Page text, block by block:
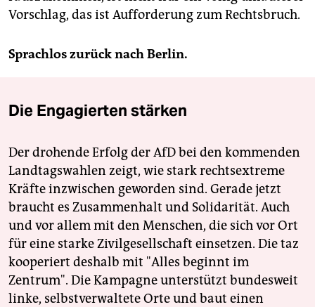
Vorschlag, das ist Aufforderung zum Rechtsbruch.
Sprachlos zurück nach Berlin.
Die Engagierten stärken
Der drohende Erfolg der AfD bei den kommenden
Landtagswahlen zeigt, wie stark rechtsextreme
Kräfte inzwischen geworden sind. Gerade jetzt
braucht es Zusammenhalt und Solidarität. Auch
und vor allem mit den Menschen, die sich vor Ort
für eine starke Zivilgesellschaft einsetzen. Die taz
kooperiert deshalb mit "Alles beginnt im
Zentrum". Die Kampagne unterstützt bundesweit
linke, selbstverwaltete Orte und baut einen